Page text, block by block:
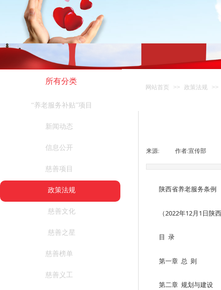
所有分类
网站首页 >> 政策法规 >>
“养老服务补贴”项目
新闻动态
信息公开
慈善项目
政策法规
慈善文化
慈善之星
慈善榜单
慈善义工
来源: 作者:宣传部
陕西省养老服务条例
（2022年12月1日
目 录
第一章 总 则
第二章 规划与建设